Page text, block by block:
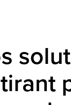
tirant